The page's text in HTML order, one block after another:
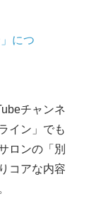
につ
チャンネ
イン」でも
ロンの「別
コアな内容